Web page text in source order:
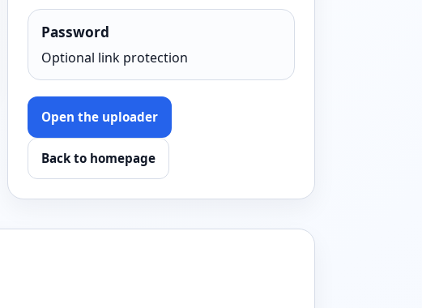
Password
Optional link protection
Open the uploader
Back to homepage